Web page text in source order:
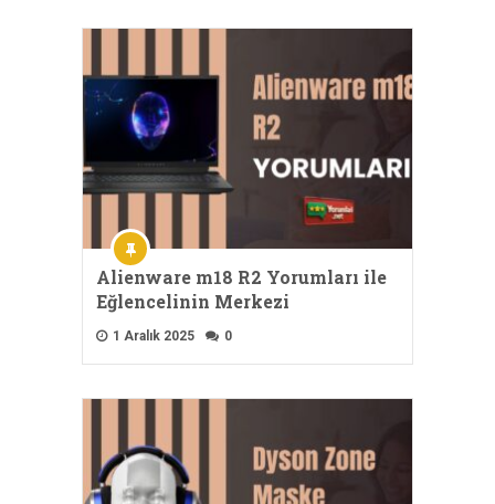
Alienware m18 R2 Yorumları ile
Eğlencelinin Merkezi
1 Aralık 2025 0